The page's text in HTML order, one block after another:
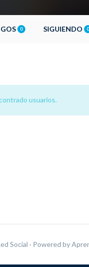
0 SIGUIENDO 0
usuarios.
Social · Powered by